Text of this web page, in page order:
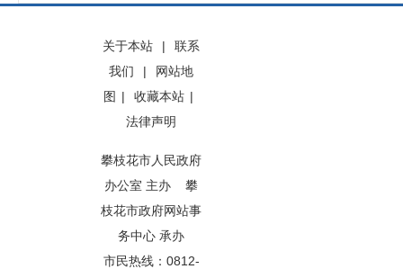
关于本站 |
联系
我们
|
网站地
图 | 收藏本站 |
法律声明
攀枝花市人民政府
办公室 主办 攀
枝花市政府网站事
务中心 承办
市民热线：0812-